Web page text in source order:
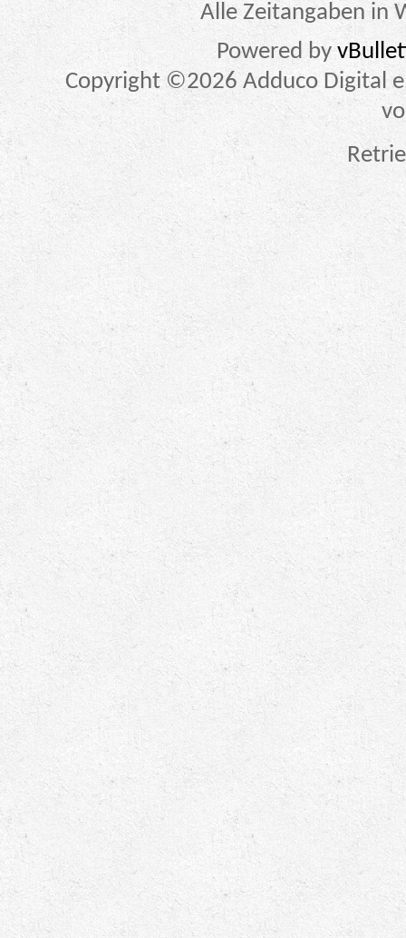
Alle Zeitangaben in
Powered by
Copyright ©2026 Adduco Digital